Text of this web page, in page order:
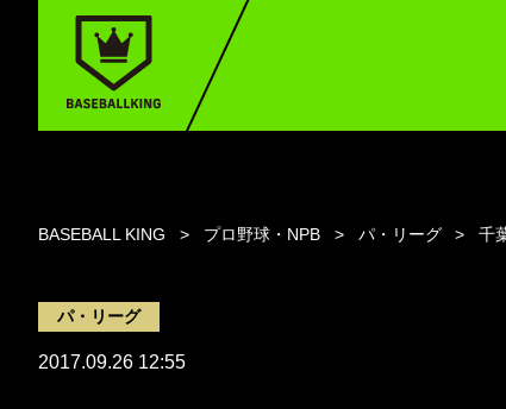
BASEBALL KING プロ野球・NPB パ・リーグ 千
パ・リーグ
2017.09.26 12:55